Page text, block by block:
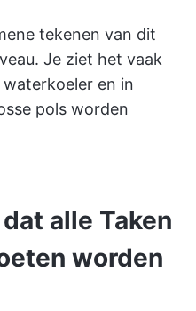
tekenen van dit
Je ziet het vaak
en in
pols worden
alle Taken
worden